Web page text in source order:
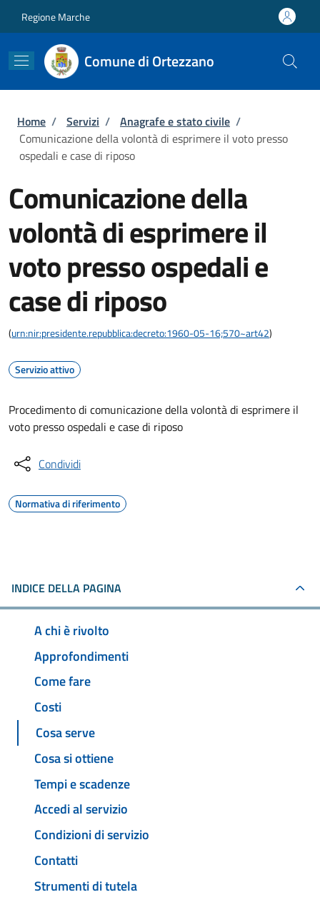
Regione Marche
Comune di Ortezzano
Briciole di pane
Home / Servizi / Anagrafe e stato civile /
Comunicazione della volontà di esprimere il voto presso
ospedali e case di riposo
Comunicazione della
volontà di esprimere il
voto presso ospedali e
case di riposo
(urn:nir:presidente.repubblica:decreto:1960-05-16;570~art42)
Servizio attivo
Procedimento di comunicazione della volontà di esprimere il
voto presso ospedali e case di riposo
Condividi
Normativa di riferimento
INDICE DELLA PAGINA
A chi è rivolto
Approfondimenti
Come fare
Costi
Cosa serve
Cosa si ottiene
Tempi e scadenze
Accedi al servizio
Condizioni di servizio
Contatti
Strumenti di tutela